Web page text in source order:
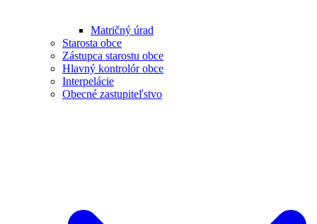
Matričný úrad
Starosta obce
Zástupca starostu obce
Hlavný kontrolór obce
Interpelácie
Obecné zastupiteľstvo